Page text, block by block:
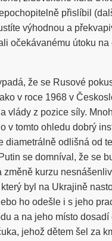
přislíbil
výhodnou a
očekávanému útoku na
že se Rusové
v roce 1968 v
vlády z pozice síly.
v tomto ohledu dobrý
diametrálně odlišná od
se domníval, že se
změně kurzu
byl na Ukrajině
ho odešle i s jeho
a na jeho místo
jehož dětem šel za